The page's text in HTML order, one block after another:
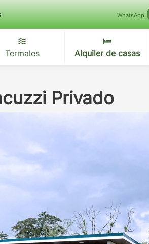
WhatsApp
Termales Alquiler de casas
Privado